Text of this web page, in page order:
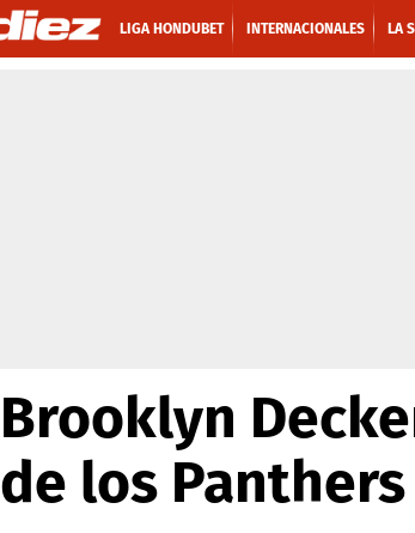
LIGA HONDUBET INTERNACIONALES LA
Brooklyn
de los